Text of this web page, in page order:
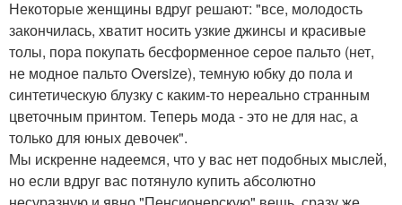
Некоторые женщины вдруг решают: "все, молодость
закончилась, хватит носить узкие джинсы и красивые
толы, пора покупать бесформенное серое пальто (нет,
не модное пальто Oversize), темную юбку до пола и
синтетическую блузку с каким-то нереально странным
цветочным принтом. Теперь мода - это не для нас, а
только для юных девочек".
Мы искренне надеемся, что у вас нет подобных мыслей,
но если вдруг вас потянуло купить абсолютно